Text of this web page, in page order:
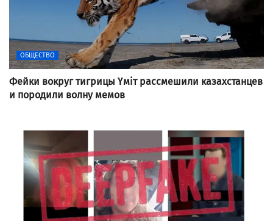
ОБЩЕСТВО
Фейки вокруг тигрицы Үміт рассмешили казахстанцев
и породили волну мемов